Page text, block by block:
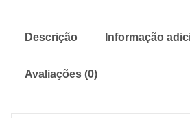
Descrição Informação
Avaliações (0)